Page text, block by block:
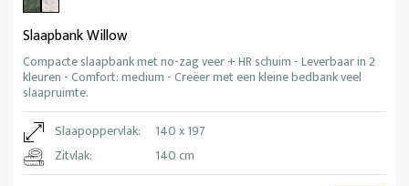
Slaapbank Willow
Compacte slaapbank met no-zag veer + HR schuim - Leverbaar in 2
kleuren - Comfort: medium - Creëer met een kleine bedbank veel
slaapruimte.
Slaapoppervlak:
140 x 197
Zitvlak:
140 cm